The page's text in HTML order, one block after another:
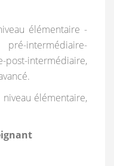
élémentaire -
intermédiaire-
intermédiaire,
élémentaire,